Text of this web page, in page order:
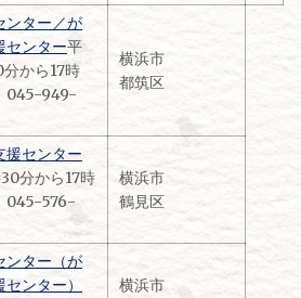
ンター／が
センター平
から17時
045-949-
横浜市
都筑区
援センター
分から17時
045-576-
横浜市
鶴見区
ンター（が
ンター）
横浜市